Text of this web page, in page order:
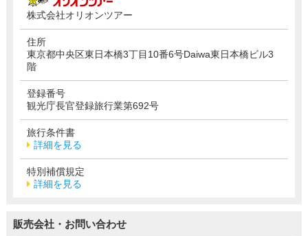
株式会社オリオンツアー
住所
東京都中央区東日本橋3丁目10番6号Daiwa東日本橋ビル3
階
登録番号
観光庁長官登録旅行業第692号
旅行条件書
詳細を見る
特別補償規定
詳細を見る
販売会社・お問い合わせ